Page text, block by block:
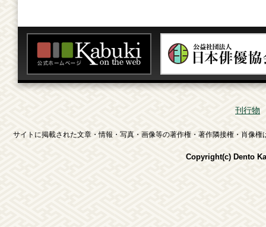
刊行物
サイトに掲載された文章・情報・写真・画像等の著作権・著作隣接権・肖像
Copyright(c) Dento